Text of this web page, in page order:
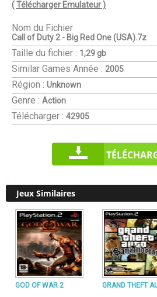
( Télécharger Emulateur )
Nom du Fichier
Call of Duty 2 - Big Red One (USA).7z
Taille du fichier : 1,29 gb
Similar Games Année : 2005
Région : Unknown
Genre : Action
Télécharger : 42905
Jeux Similaires
GOD OF WAR 2 GRAND THEFT